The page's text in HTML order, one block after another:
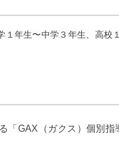
年生〜中学３年生、高校
「GAX（ガクス）個別